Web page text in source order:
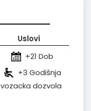
Uslovi
+21 Dob
+3 Godišnja
vozacka dozvola